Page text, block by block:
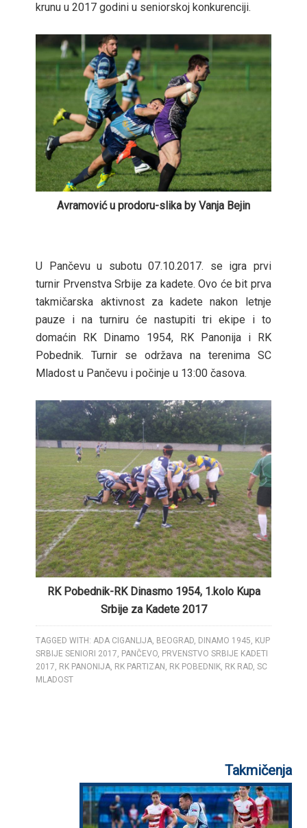
krunu u 2017 godini u seniorskoj konkurenciji.
Avramović u prodoru-slika by Vanja Bejin
U Pančevu u subotu 07.10.2017. se igra prvi
turnir Prvenstva Srbije za kadete. Ovo će bit prva
takmičarska aktivnost za kadete nakon letnje
pauze i na turniru će nastupiti tri ekipe i to
domaćin RK Dinamo 1954, RK Panonija i RK
Pobednik. Turnir se održava na terenima SC
Mladost u Pančevu i počinje u 13:00 časova.
RK Pobednik-RK Dinasmo 1954, 1.kolo Kupa
Srbije za Kadete 2017
TAGGED WITH: ADA CIGANLIJA BEOGRAD DINAMO 1945 KUP
SRBIJE SENIORI 2017 PANČEVO PRVENSTVO SRBIJE KADETI
2017 RK PANONIJA RK PARTIZAN RK POBEDNIK RK RAD ,SC
MLADOST
Takmičenja